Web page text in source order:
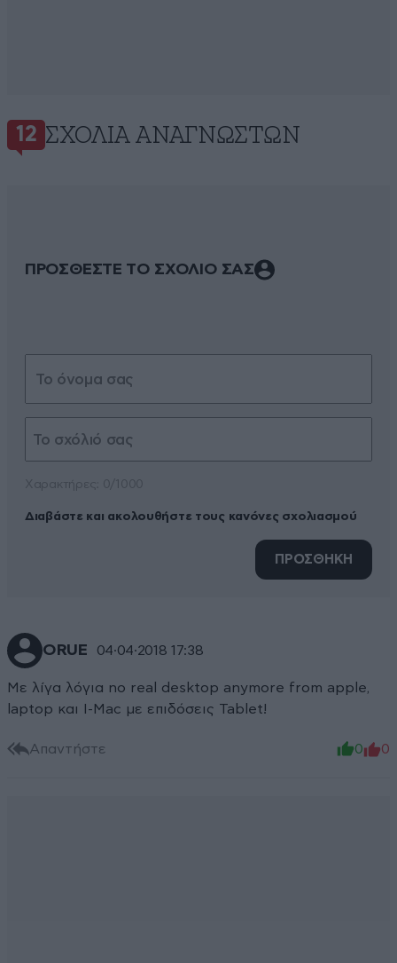
12 ΣΧΌΛΙΑ ΑΝΑΓΝΩΣΤΏΝ
ΠΡΟΣΘΕΣΤΕ ΤΟ ΣΧΟΛΙΟ ΣΑΣ
Διαβάστε και ακολουθήστε τους κανόνες σχολιασμού
ΠΡΟΣΘΗΚΗ
ORUE 04·04·2018 17:38
Με λίγα λόγια no real desktop anymore from apple,
laptop και I-Mac με επιδόσεις Tablet!
Απαντήστε 0 0